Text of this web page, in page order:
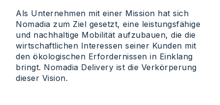
Als Unternehmen mit einer Mission hat sich
Nomadia zum Ziel gesetzt, eine leistungsfähige
und nachhaltige Mobilität aufzubauen, die die
wirtschaftlichen Interessen seiner Kunden mit
den ökologischen Erfordernissen in Einklang
bringt. Nomadia Delivery ist die Verkörperung
dieser Vision.